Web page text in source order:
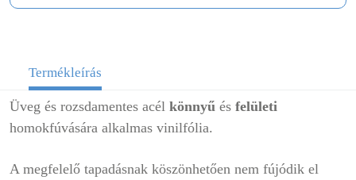
Termékleírás
Üveg és rozsdamentes acél könnyű és felületi
homokfúvására alkalmas vinilfólia.
A megfelelő tapadásnak köszönhetően nem fújódik el